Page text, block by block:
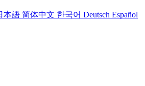
本語 简体中文 한국어 Deutsch Español